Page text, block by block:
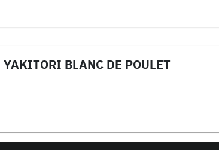
YAKITORI BLANC DE POULET